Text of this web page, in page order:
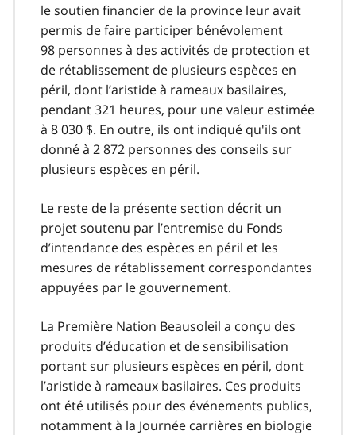
le soutien financier de la province leur avait
permis de faire participer bénévolement
98 personnes à des activités de protection et
de rétablissement de plusieurs espèces en
péril, dont l’aristide à rameaux basilaires,
pendant 321 heures, pour une valeur estimée
à 8 030 $. En outre, ils ont indiqué qu'ils ont
donné à 2 872 personnes des conseils sur
plusieurs espèces en péril.
Le reste de la présente section décrit un
projet soutenu par l’entremise du Fonds
d’intendance des espèces en péril et les
mesures de rétablissement correspondantes
appuyées par le gouvernement.
La Première Nation Beausoleil a conçu des
produits d’éducation et de sensibilisation
portant sur plusieurs espèces en péril, dont
l’aristide à rameaux basilaires. Ces produits
ont été utilisés pour des événements publics,
notamment à la Journée carrières en biologie